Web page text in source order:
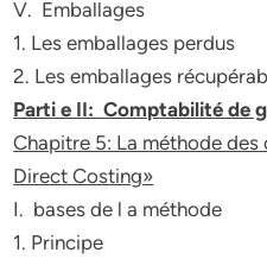
V. Emballages
1. Les emballages perdus
2. Les emballages
Parti e II: Comptabilité de
Chapitre 5: La méthode des
Direct Costing»
I. bases de l a méthode
1. Principe